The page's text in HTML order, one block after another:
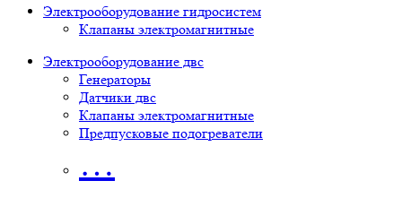
Электрооборудование гидросистем
Клапаны электромагнитные
Электрооборудование двс
Генераторы
Датчики двс
Клапаны электромагнитные
Предпусковые подогреватели
…